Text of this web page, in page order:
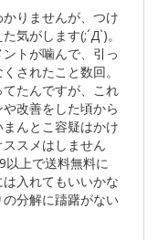
りませんが、つけ
気がします(;´Д`)。
トが噛んで、引っ
されたこと数回。
たんですが、これ
改善をした頃から
んとこ容疑はかけ
スメはしません
以上で送料無料に
入れてもいいかな
分解に躊躇がない